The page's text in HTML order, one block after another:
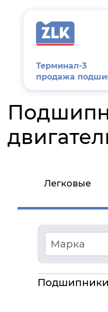
О
Терминал-3
продажа
Легковые
Подшипники